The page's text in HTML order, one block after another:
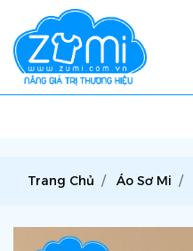
Trang Chủ Áo Sơ Mi